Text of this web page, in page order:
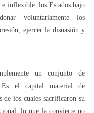
inflexible: los Estados bajo
voluntariamente los
ejercer la disuasión y
un conjunto de
Es el capital material de
de los cuales sacrificaron su
lo que la convierte no